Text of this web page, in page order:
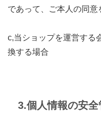
であって、ご本人の同
c,当ショップを運営する
換する場合
3.個人情報の安全